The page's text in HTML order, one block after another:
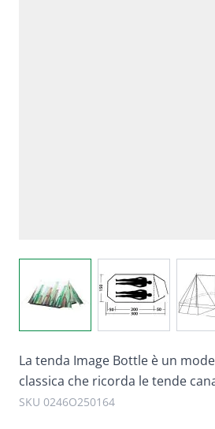
La tenda Image Bottle è un
classica che ricorda le tende
SKU 0246O250164